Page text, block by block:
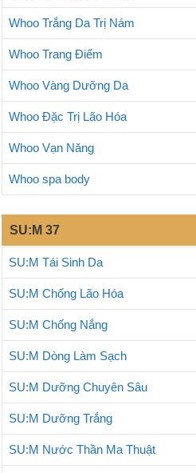
Whoo Trắng Da Trị Nám
Whoo Trang Điểm
Whoo Vàng Dưỡng Da
Whoo Đặc Trị Lão Hóa
Whoo Vạn Năng
Whoo spa body
SU:M 37
SU:M Tái Sinh Da
SU:M Chống Lão Hóa
SU:M Chống Nắng
SU:M Dòng Làm Sạch
SU:M Dưỡng Chuyên Sâu
SU:M Dưỡng Trắng
SU:M Nước Thần Ma Thuật